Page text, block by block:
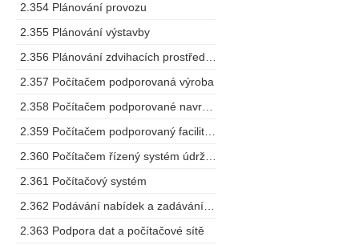
2.354 Plánování provozu
2.355 Plánování výstavby
2.357 Počítačem podporovaná výroba
2.361 Počítačový systém
2.363 Podpora dat a počítačové sítě